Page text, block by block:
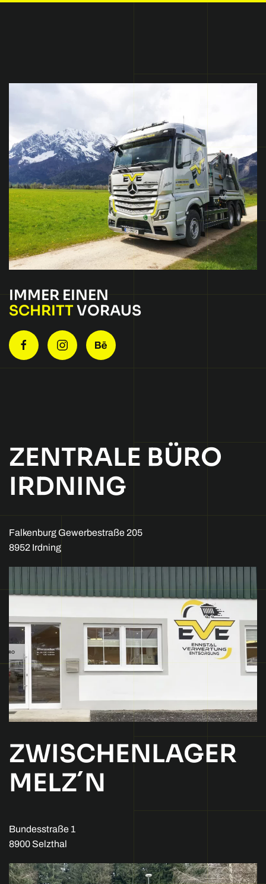
IMMER EINEN
SCHRITT VORAUS
ZENTRALE BÜRO
IRDNING
Falkenburg Gewerbestraße 205
8952 Irdning
ZWISCHENLAGER
MELZ´N
Bundesstraße 1
8900 Selzthal